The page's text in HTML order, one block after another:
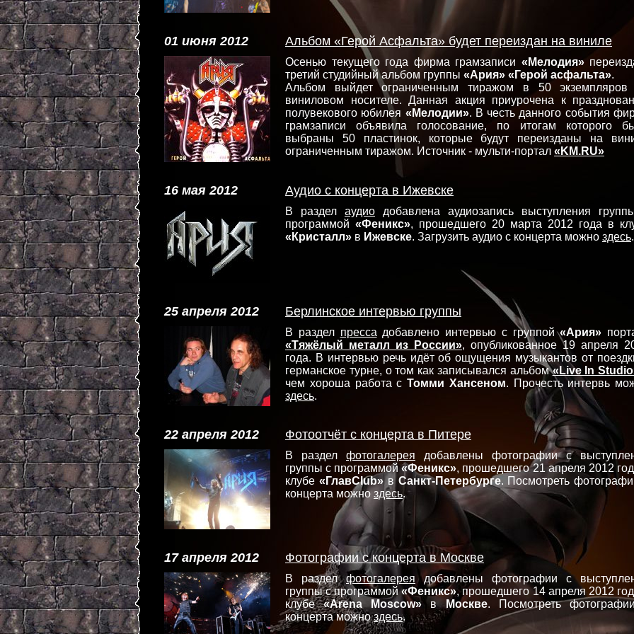
01 июня 2012 Альбом «Герой Асфальта» будет переиздан на виниле
Осенью текущего года фирма грамзаписи «Мелодия»
третий студийный альбом группы «Ария» «Герой асфальта».
Альбом выйдет ограниченным тиражом в 50 экземпляров
виниловом носителе. Данная акция приурочена к
полувекового юбилея «Мелодии». В честь данного события
грамзаписи объявила голосование, по итогам которого
выбраны 50 пластинок, которые будут переизданы на
ограниченным тиражом. Источник - мульти-портал «KM.RU»
16 мая 2012 Аудио с концерта в Ижевске
В раздел аудио добавлена аудиозапись выступления
программой «Феникс», прошедшего 20 марта 2012 года в
«Кристалл» в Ижевске. Загрузить аудио с концерта можно здесь.
25 апреля 2012 Берлинское интервью группы
В раздел пресса добавлено интервью с группой«Ария»
«Тяжёлый металл из России», опубликованное 19 апреля
года. В интервью речь идёт об ощущения музыкантов от
германское турне, о том как записывался альбом«Live In
чем хороша работа с Томми Хансеном. Прочесть интервь
здесь.
22 апреля 2012 Фотоотчёт с концерта в Питере
В раздел фотогалерея добавлены фотографии с
группы с программой«Феникс», прошедшего 21 апреля 2012
клубе «ГлавClub»в Санкт-Петербурге. Посмотреть
концерта можно здесь.
17 апреля 2012 Фотографии с концерта в Москве
В разделфотогалерея добавлены фотографии с
группы с программой«Феникс», прошедшего 14 апреля 2012
клубе«Arena Moscow» в Москве. Посмотреть
концерта можноздесь.